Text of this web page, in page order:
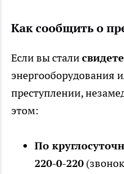
Как сообщить о
Если вы стали
энергооборудования
преступлении,
этом:
По
220-0-220